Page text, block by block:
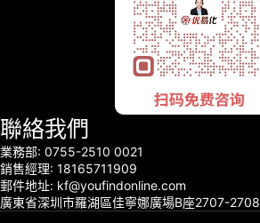
聯絡我們
業務部: 0755-2510 0021
銷售經理: 18165711909
郵件地址: kf@youfindonline.com
廣東省深圳市羅湖區佳寧娜廣場B座2707-2708